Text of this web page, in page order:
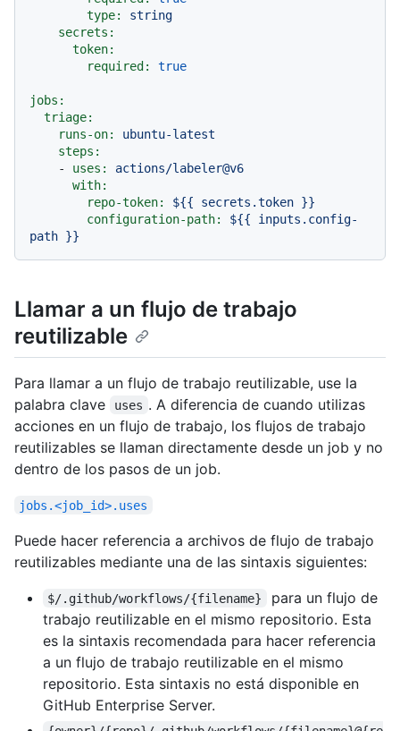
type:
string
secrets:
token:
required:
true
jobs:
triage:
runs-on:
ubuntu-latest
steps:
-
uses:
actions/labeler@v6
with:
repo-token:
${{ secrets.token }}
configuration-path:
${{
inputs.config-
path }}
Llamar a un flujo de trabajo
reutilizable
Para llamar a un flujo de trabajo reutilizable, use la
palabra clave
uses . A diferencia de cuando utilizas
acciones en un flujo de trabajo, los flujos de trabajo
reutilizables se llaman directamente desde un job y no
dentro de los pasos de un job.
jobs.<job_id>.uses
Puede hacer referencia a archivos de flujo de trabajo
reutilizables mediante una de las sintaxis siguientes:
$/.github/workflows/{filename}
para un flujo de
trabajo reutilizable en el mismo repositorio. Esta
es la sintaxis recomendada para hacer referencia
a un flujo de trabajo reutilizable en el mismo
repositorio. Esta sintaxis no está disponible en
GitHub Enterprise Server.